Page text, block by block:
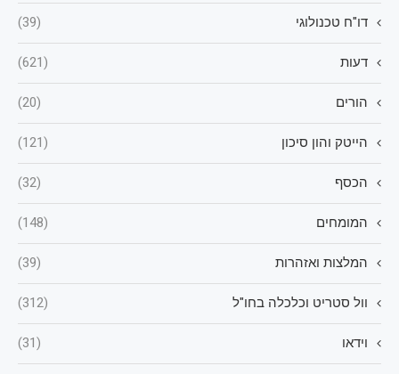
דו"ח טכנולוגי (39)
דעות (621)
הורים (20)
הייטק והון סיכון (121)
הכסף (32)
המומחים (148)
המלצות ואזהרות (39)
וול סטריט וכלכלה בחו"ל (312)
וידאו (31)